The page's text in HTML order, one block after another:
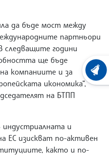
да бъде мост между
партньори
следващите години
ще бъде
компаниите и за
икономика“,
на БТПП
и
ЕС изискват по-активен
както и по-